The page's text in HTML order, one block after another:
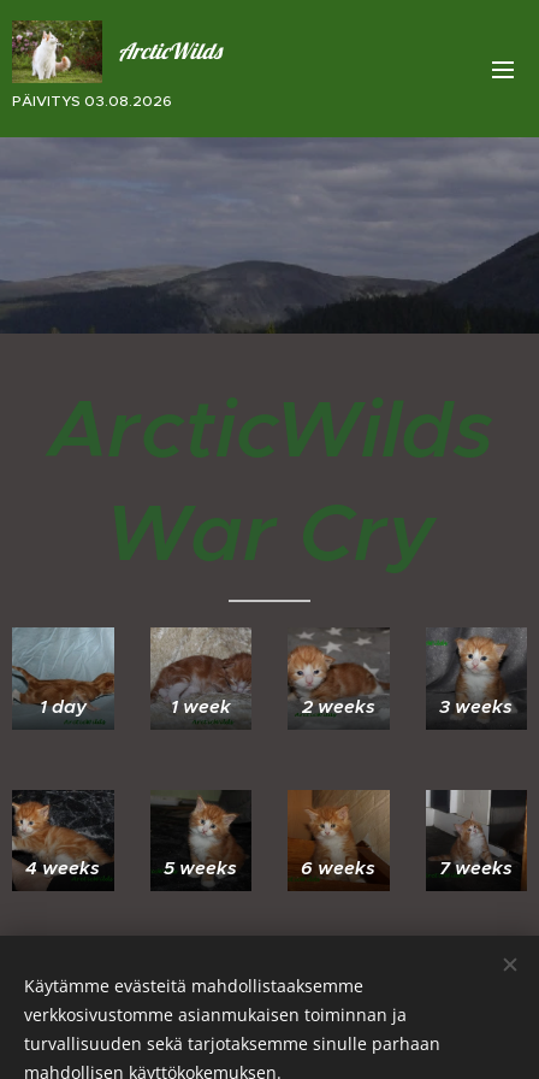
ArcticWilds
PÄIVITYS 03.08.2026
ArcticWilds
War Cry
1 day 1 week 2 weeks 3 weeks
4 weeks 5 weeks 6 weeks 7 weeks
Käytämme evästeitä mahdollistaaksemme
verkkosivustomme asianmukaisen toiminnan ja
turvallisuuden sekä tarjotaksemme sinulle parhaan
mahdollisen käyttökokemuksen.